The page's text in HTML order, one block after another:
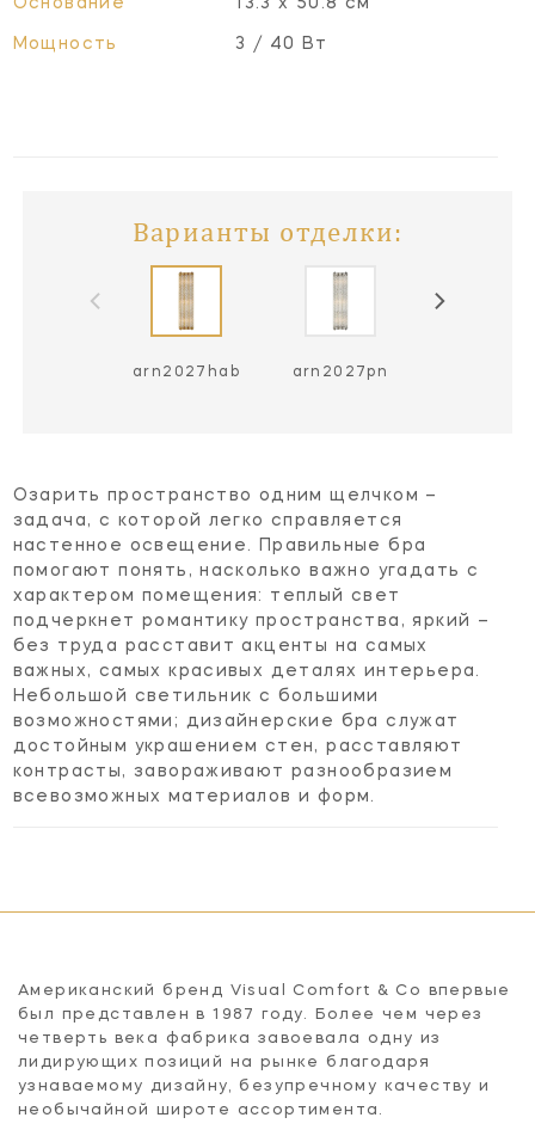
Мощность 3 / 40 Вт
Варианты отделки:
arn2027hab arn2027pn
Озарить пространство одним щелчком –
задача, с которой легко справляется
настенное освещение. Правильные бра
помогают понять, насколько важно угадать с
характером помещения: теплый свет
подчеркнет романтику пространства, яркий –
без труда расставит акценты на самых
важных, самых красивых деталях интерьера.
Небольшой светильник с большими
возможностями; дизайнерские бра служат
достойным украшением стен, расставляют
контрасты, завораживают разнообразием
всевозможных материалов и форм.
Американский бренд Visual Comfort & Co впервые
был представлен в 1987 году. Более чем через
четверть века фабрика завоевала одну из
лидирующих позиций на рынке благодаря
узнаваемому дизайну, безупречному качеству и
необычайной широте ассортимента.